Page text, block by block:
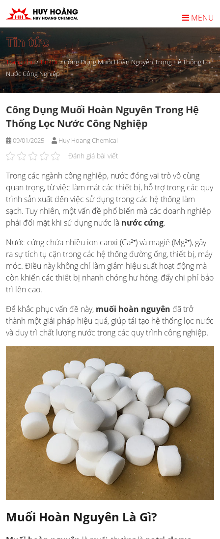
Skip
to
content
MENU
Tin tức
Trang chủ/Tin tức/Công Dụng Muối Hoàn Nguyên Trong Hệ Thống Lọc
Nước Công Nghiệp
Công Dụng Muối Hoàn Nguyên Trong Hệ
Thống Lọc Nước Công Nghiệp
09/01/2025 Huy Hoang Chemical
Đánh giá bài viết
Trong các ngành công nghiệp, nước đóng vai trò vô cùng
quan trọng, từ việc làm mát các thiết bị, hỗ trợ trong các quy
trình sản xuất đến việc sử dụng trong các hệ thống làm
sạch. Tuy nhiên, một vấn đề phổ biến mà các doanh nghiệp
phải đối mặt khi sử dụng nước là nước cứng.
Nước cứng chứa nhiều ion canxi (Ca²⁺) và magiê (Mg²⁺), gây
ra sự tích tụ cặn trong các hệ thống đường ống, thiết bị, máy
móc. Điều này không chỉ làm giảm hiệu suất hoạt động mà
còn khiến các thiết bị nhanh chóng hư hỏng, đẩy chi phí bảo
trì lên cao.
Để khắc phục vấn đề này, muối hoàn nguyên đã trở
thành một giải pháp hiệu quả, giúp tái tạo hệ thống lọc nước
và duy trì chất lượng nước trong các quy trình công nghiệp.
Muối Hoàn Nguyên Là Gì?